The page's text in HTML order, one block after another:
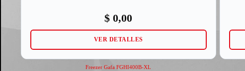
$ 0,00
VER DETALLES
Freezer Gafa FGHI400B-XL